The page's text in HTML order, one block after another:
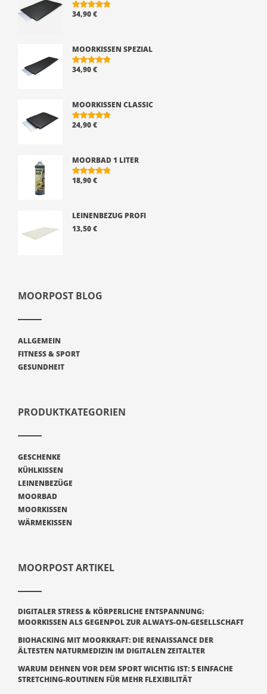
BEWERTE
34,90€
MOORKISSEN SPEZIAL
BEWERTE
34,90€
MOORKISSEN CLASSIC
BEWERTE
24,90€
MOORBAD 1 LITER
BEWERTE
18,90€
LEINENBEZUG PROFI
13,50€
MOORPOST BLOG
ALLGEMEIN
FITNESS & SPORT
GESUNDHEIT
PRODUKTKATEGORIEN
GESCHENKE
KÜHLKISSEN
LEINENBEZÜGE
MOORBAD
MOORKISSEN
WÄRMEKISSEN
MOORPOST ARTIKEL
DIGITALER STRESS & KÖRPERLICHE ENTSPANNUNG:
MOORKISSEN ALS GEGENPOL ZUR ALWAYS-ON-GESELLSCHAFT
BIOHACKING MIT MOORKRAFT: DIE RENAISSANCE DER
ÄLTESTEN NATURMEDIZIN IM DIGITALEN ZEITALTER
WARUM DEHNEN VOR DEM SPORT WICHTIG IST: 5 EINFACHE
STRETCHING-ROUTINEN FÜR MEHR FLEXIBILITÄT